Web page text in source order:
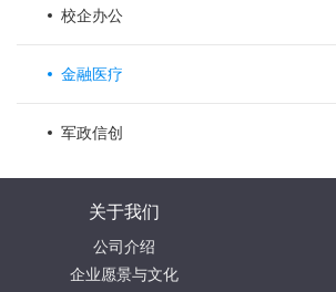
校企办公
金融医疗
军政信创
关于我们
公司介绍
企业愿景与文化